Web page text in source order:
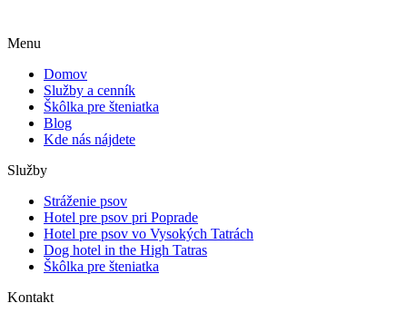
Menu
Domov
Služby a cenník
Škôlka pre šteniatka
Blog
Kde nás nájdete
Služby
Stráženie psov
Hotel pre psov pri Poprade
Hotel pre psov vo Vysokých Tatrách
Dog hotel in the High Tatras
Škôlka pre šteniatka
Kontakt